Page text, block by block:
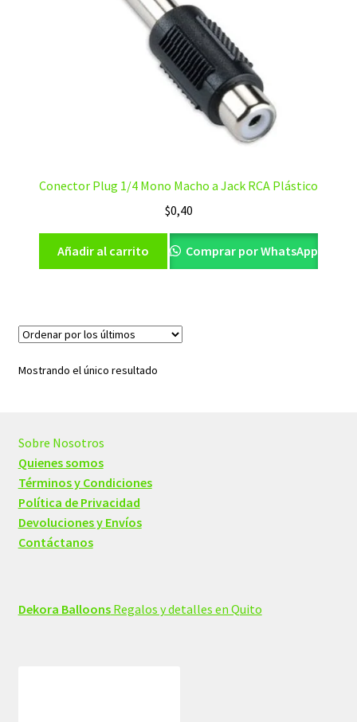
Conector Plug 1/4 Mono Macho a Jack RCA Plástico
$0,40
Añadir al carrito Comprar por WhatsApp
Mostrando el único resultado
Sobre Nosotros
Quienes somos
Términos y Condiciones
Política de Privacidad
Devoluciones y Envíos
Contáctanos
Dekora BalloonsRegalos y detalles en Quito